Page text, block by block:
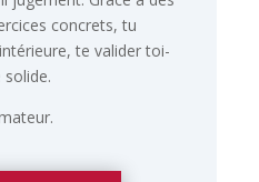
concrets, tu
te valider toi-